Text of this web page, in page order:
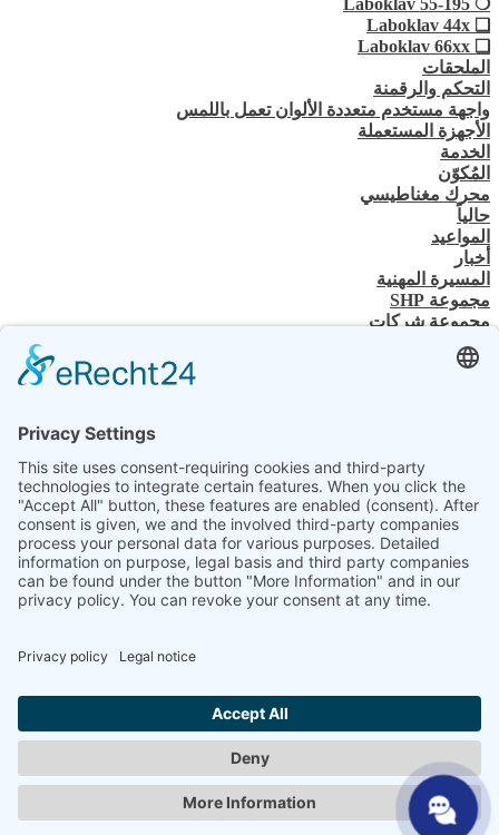
❍ Laboklav 55-195
❏ Laboklav 44x
❏ Laboklav 66xx
الملحقات
التحكم والرقمنة
واجهة مستخدم متعددة الألوان تعمل باللمس
الأجهزة المستعملة
الخدمة
المُكوّن
محرك مغناطيسي
حالياً
المواعيد
أخبار
المسيرة المهنية
مجموعة SHP
مجموعة شركات
جهة الاتصال
اتصل بنا
اختر لغتك
DE
PL
NL